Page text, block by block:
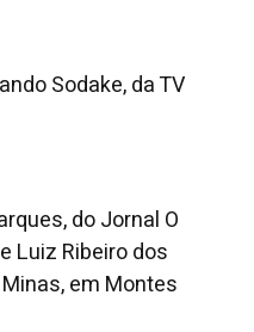
Sodake, da TV
do Jornal O
Luiz Ribeiro dos
em Montes